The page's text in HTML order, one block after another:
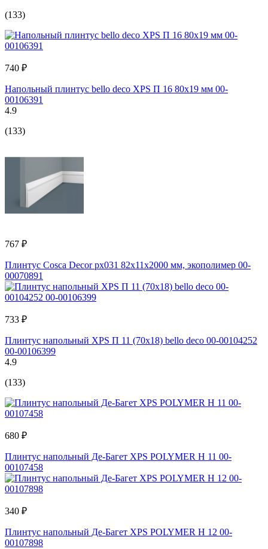
(133)
740 ₽
Напольный плинтус bello deco XPS П 16 80x19 мм 00-
00106391
4.9
(133)
767 ₽
Плинтус Cosca Decor px031 82x11x2000 мм, экополимер 00-
00070891
733 ₽
Плинтус напольный XPS П 11 (70x18) bello deco 00-00104252
00-00106399
4.9
(133)
680 ₽
Плинтус напольный Де-Багет XPS POLYMER Н 11 00-
00107458
340 ₽
Плинтус напольный Де-Багет XPS POLYMER Н 12 00-
00107898